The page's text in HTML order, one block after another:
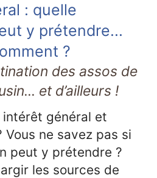
: quelle
y prétendre...
?
des assos de
et d’ailleurs !
général et
ne savez pas si
peut y prétendre ?
les sources de